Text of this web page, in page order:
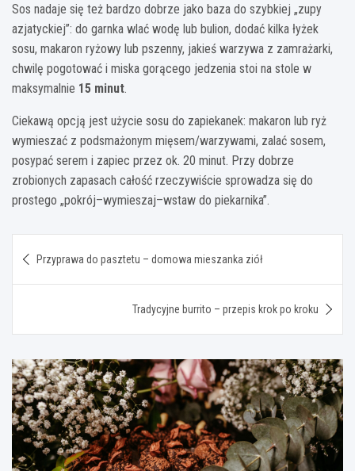
Sos nadaje się też bardzo dobrze jako baza do szybkiej „zupy
azjatyckiej”: do garnka wlać wodę lub bulion, dodać kilka łyżek
sosu, makaron ryżowy lub pszenny, jakieś warzywa z zamrażarki,
chwilę pogotować i miska gorącego jedzenia stoi na stole w
maksymalnie 15 minut.
Ciekawą opcją jest użycie sosu do zapiekanek: makaron lub ryż
wymieszać z podsmażonym mięsem/warzywami, zalać sosem,
posypać serem i zapiec przez ok. 20 minut. Przy dobrze
zrobionych zapasach całość rzeczywiście sprowadza się do
prostego „pokrój–wymieszaj–wstaw do piekarnika”.
wpisu
Przyprawa do pasztetu – domowa mieszanka ziół
Tradycyjne burrito – przepis krok po kroku